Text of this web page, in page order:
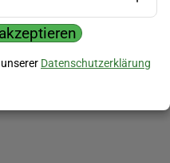
Datenschutzerklärung